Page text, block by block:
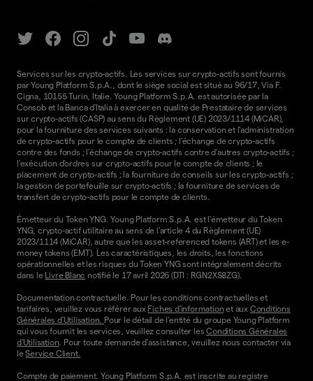
Services sur les crypto-actifs. Les services sur crypto-actifs sont fournis
par Young Platform S.p.A., dont le siège social est situé au 96/17, Via F.
Cigna, 10155 Turin, Italie. Young Platform S.p.A. est autorisée par la
Consob et la Banca d'Italia à exercer en qualité de Prestataire de services
sur crypto-actifs (CASP) au sens du Règlement (UE) 2023/1114 (MiCAR),
pour la fourniture des services suivants : la conservation et l'administration
de crypto-actifs pour le compte de clients ; l'échange de crypto-actifs
contre des fonds ; l'échange de crypto-actifs contre d'autres crypto-actifs ;
l'exécution d'ordres sur crypto-actifs pour le compte de clients ; le
placement de crypto-actifs ; la fourniture de conseils sur les crypto-actifs ;
la gestion de portefeuille sur crypto-actifs ; la fourniture de services de
transfert de crypto-actifs pour le compte de clients.
Émetteur du Token YNG. Young Platform S.p.A. est l'émetteur du Token
YNG, crypto-actif utilitaire au sens de l'article 4 du Règlement (UE)
2023/1114 (MiCAR), autre que les asset-referenced tokens (ART) et les e-
money tokens (EMT). Les caractéristiques, les droits, les fonctions
opérationnelles et les risques du Token YNG sont intégralement décrits
dans le Livre Blanc notifié le 17 avril 2026 (DTI : RGN2XS8ZG).
Documentation contractuelle. Pour les conditions contractuelles et
tarifaires, veuillez vous référer aux Fiches d'information et aux Conditions
Générales d'Utilisation. Pour le détail de l'entité du groupe Young Platform
qui vous fournit les services, veuillez consulter lesConditions Générales
d'Utilisation. Pour toute demande d'assistance, veuillez nous contacter via
leService Client.
Compte de paiement. Young Platform S.p.A. est inscrite au registre